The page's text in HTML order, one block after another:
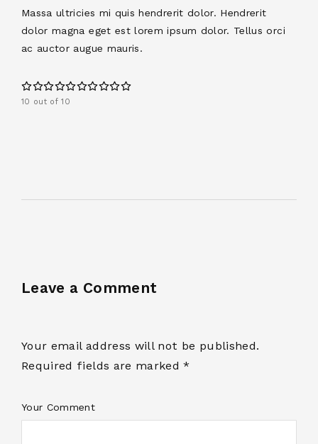
Massa ultricies mi quis hendrerit dolor. Hendrerit
dolor magna eget est lorem ipsum dolor. Tellus orci
ac auctor augue mauris.
10 out of 10
Leave a Comment
Your email address will not be published.
Required fields are marked *
Your Comment